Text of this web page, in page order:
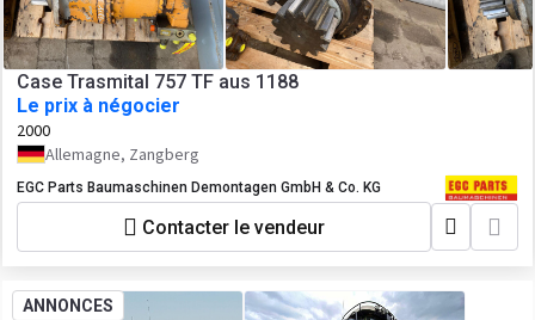
Case Trasmital 757 TF aus 1188
Le prix à négocier
2000
Allemagne, Zangberg
EGC Parts Baumaschinen Demontagen GmbH & Co. KG
Contacter le vendeur
ANNONCES